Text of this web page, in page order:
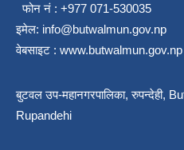
फोन नं : +977 071-530035
इमेल: info@butwalmun.gov.np
वेबसाइट : www.butwalmun.gov.np
बुटवल उप-महानगरपालिका, रुपन्देही,
Rupandehi